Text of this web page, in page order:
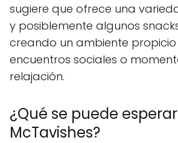
sugiere que ofrece una
y posiblemente algunos
creando un ambiente
encuentros sociales o
relajación.
¿Qué se puede
McTavishes?